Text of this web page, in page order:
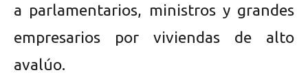
a parlamentarios, ministros y grandes
empresarios por viviendas de alto
avalúo.